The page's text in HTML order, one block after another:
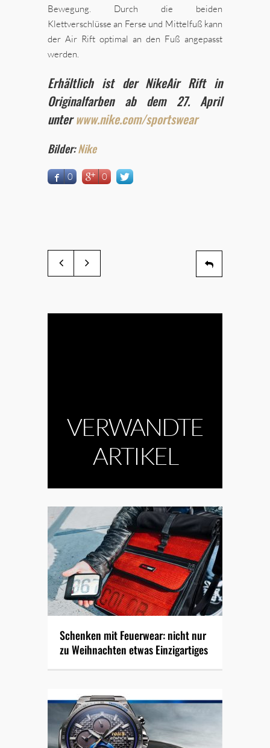
Bewegung. Durch die beiden
Klettverschlüsse an Ferse und Mittelfuß kann
der Air Rift optimal an den Fuß angepasst
werden.
Erhältlich ist der NikeAir Rift in
Originalfarben ab dem 27. April
unterwww.nike.com/sportswear
Bilder:Nike
0 0
VERWANDTE
ARTIKEL
Schenken mit Feuerwear: nicht nur
zu Weihnachten etwas Einzigartiges